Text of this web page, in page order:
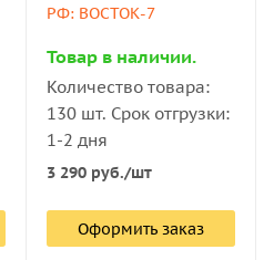
РФ: ВОСТОК-7
Товар в наличии.
Количество товара:
130 шт. Срок отгрузки:
1-2 дня
3 290руб./шт
Оформить заказ